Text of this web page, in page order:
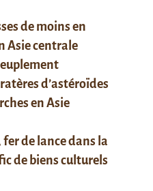
de moins en
Asie centrale
d’astéroïdes
en Asie
fer de lance dans la
de biens culturels